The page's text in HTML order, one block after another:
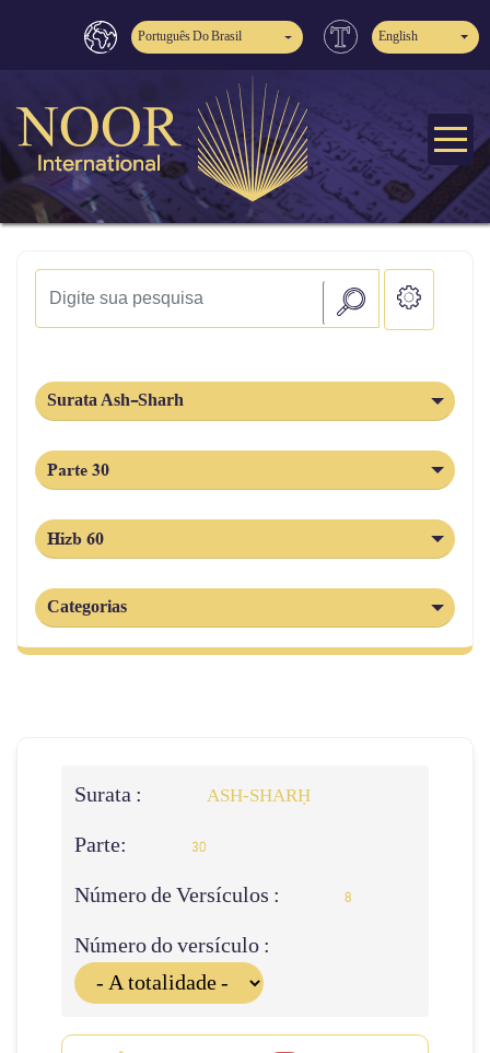
Português Do Brasil English
Surata Ash-Sharh
Parte 30
Hizb 60
Categorias
Surata : ASH-SHARḤ
Parte: 30
Número de Versículos : 8
Número do versículo :